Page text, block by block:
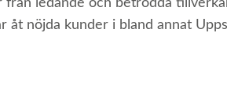
ledande och betrodda
nöjda kunder i bland annat